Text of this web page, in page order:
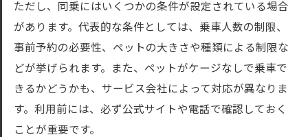
ただし、同乗にはいくつかの条件が設定されている場合
があります。代表的な条件としては、乗車人数の制限、
事前予約の必要性、ペットの大きさや種類による制限な
どが挙げられます。また、ペットがケージなしで乗車で
きるかどうかも、サービス会社によって対応が異なりま
す。利用前には、必ず公式サイトや電話で確認しておく
ことが重要です。